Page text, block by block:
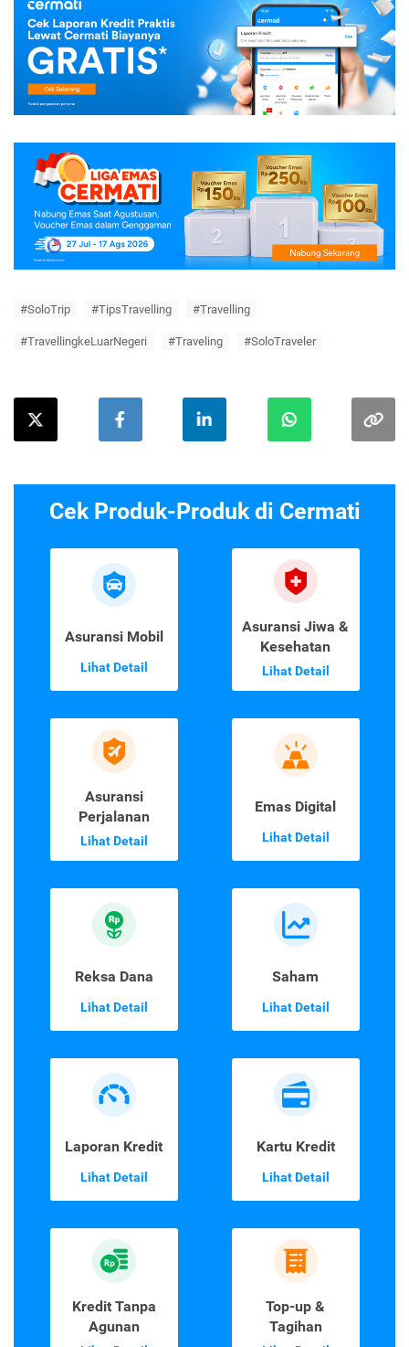
#SoloTrip #TipsTravelling #Travelling
#TravellingkeLuarNegeri #Traveling #SoloTraveler
Cek Produk-Produk di Cermati
Asuransi Mobil
Lihat Detail
Asuransi Jiwa &
Kesehatan
Lihat Detail
Asuransi
Perjalanan
Lihat Detail
Emas Digital
Lihat Detail
Reksa Dana
Lihat Detail
Saham
Lihat Detail
Laporan Kredit
Lihat Detail
Kartu Kredit
Lihat Detail
Kredit Tanpa
Agunan
Top-up &
Tagihan